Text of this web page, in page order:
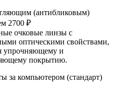
(антибликовым)
2700 ₽
очковые линзы с
оптическими свойствами,
упрочняющему и
покрытию.
за компьютером (стандарт)